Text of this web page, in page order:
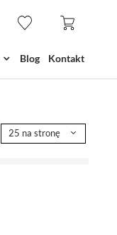
Blog Kontakt
25 na stronę